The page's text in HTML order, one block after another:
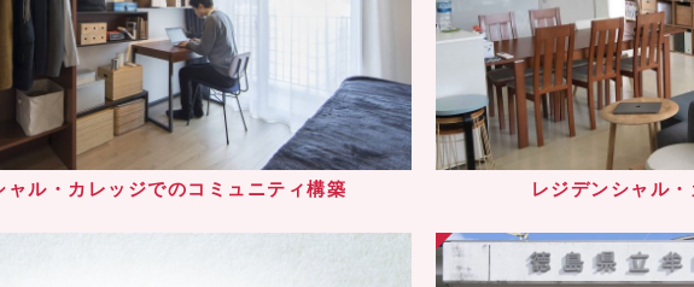
ャル・カレッジでのコミュニティ構築 レジデンシャル